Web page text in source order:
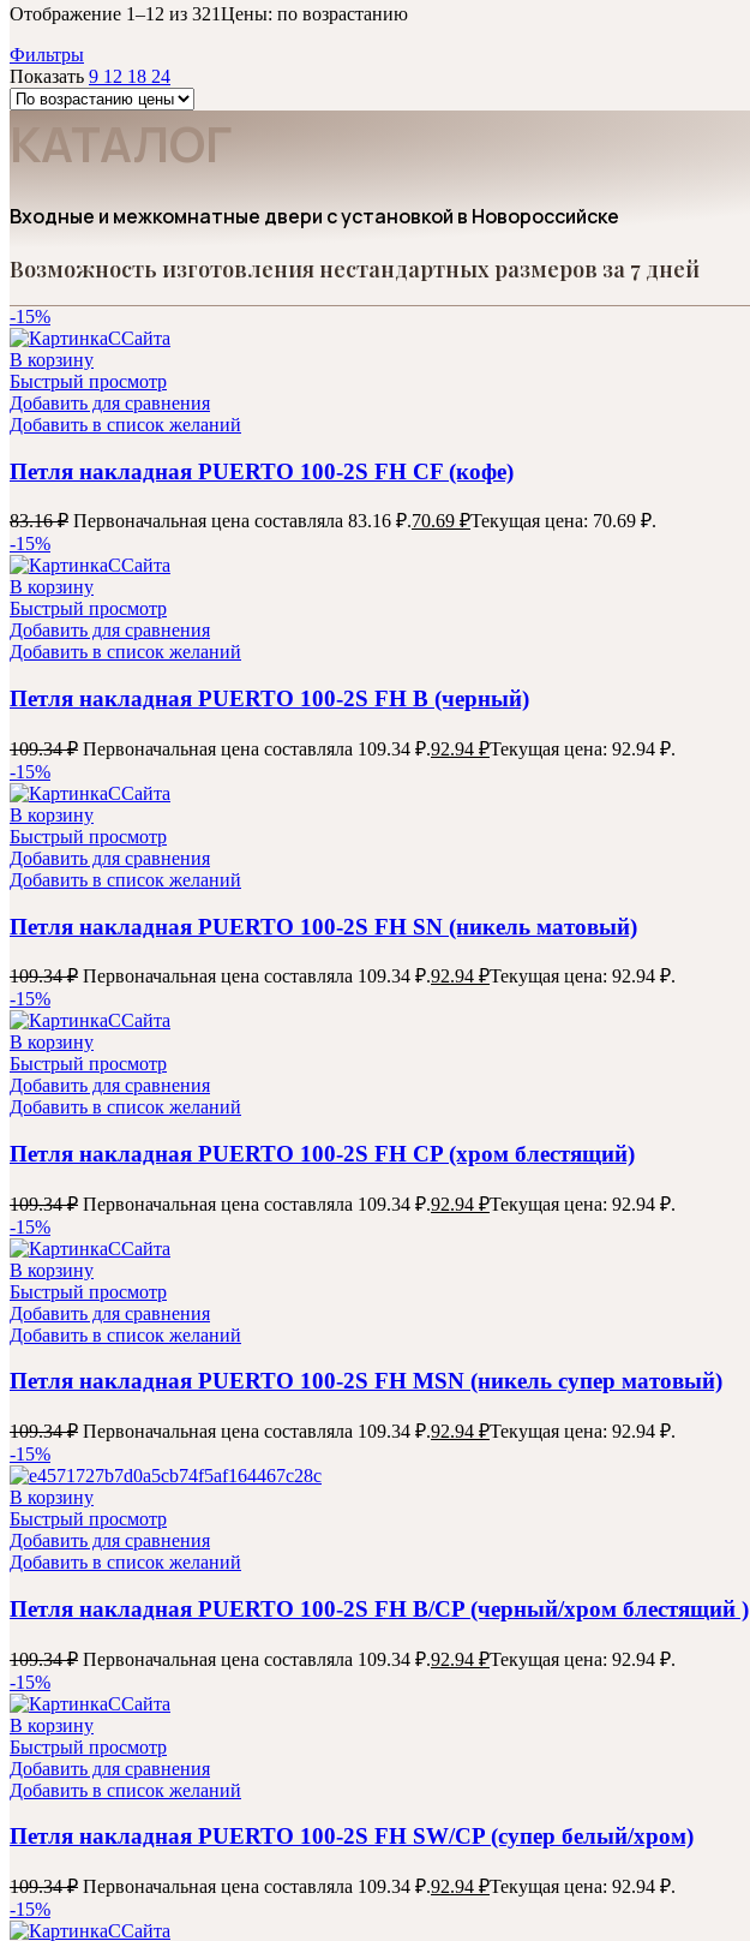
Отображение 1–12 из 321Цены: по возрастанию
Фильтры
Показать 9 12 18 24
КАТАЛОГ
Входные и межкомнатные двери с установкой в Новороссийске
Возможность изготовления нестандартных размеров за 7 дней
-15%
В корзину
Быстрый просмотр
Добавить для сравнения
Добавить в список желаний
Петля накладная PUERTO 100-2S FH CF (кофе)
83.16₽ Первоначальная цена составляла 83.16 ₽.70.69 ₽Текущая цена: 70.69 ₽.
-15%
В корзину
Быстрый просмотр
Добавить для сравнения
Добавить в список желаний
Петля накладная PUERTO 100-2S FH B (черный)
109.34₽ Первоначальная цена составляла 109.34 ₽.92.94 ₽Текущая цена: 92.94 ₽.
-15%
В корзину
Быстрый просмотр
Добавить для сравнения
Добавить в список желаний
Петля накладная PUERTO 100-2S FH SN (никель матовый)
109.34₽ Первоначальная цена составляла 109.34 ₽.92.94 ₽Текущая цена: 92.94 ₽.
-15%
В корзину
Быстрый просмотр
Добавить для сравнения
Добавить в список желаний
Петля накладная PUERTO 100-2S FH CP (хром блестящий)
109.34₽ Первоначальная цена составляла 109.34 ₽.92.94 ₽Текущая цена: 92.94 ₽.
-15%
В корзину
Быстрый просмотр
Добавить для сравнения
Добавить в список желаний
Петля накладная PUERTO 100-2S FH MSN (никель супер матовый)
109.34₽ Первоначальная цена составляла 109.34 ₽.92.94 ₽Текущая цена: 92.94 ₽.
-15%
В корзину
Быстрый просмотр
Добавить для сравнения
Добавить в список желаний
Петля накладная PUERTO 100-2S FH B/CP (черный/хром блестящий )
109.34₽ Первоначальная цена составляла 109.34 ₽.92.94 ₽Текущая цена: 92.94 ₽.
-15%
В корзину
Быстрый просмотр
Добавить для сравнения
Добавить в список желаний
Петля накладная PUERTO 100-2S FH SW/CP (супер белый/хром)
109.34₽ Первоначальная цена составляла 109.34 ₽.92.94 ₽Текущая цена: 92.94 ₽.
-15%